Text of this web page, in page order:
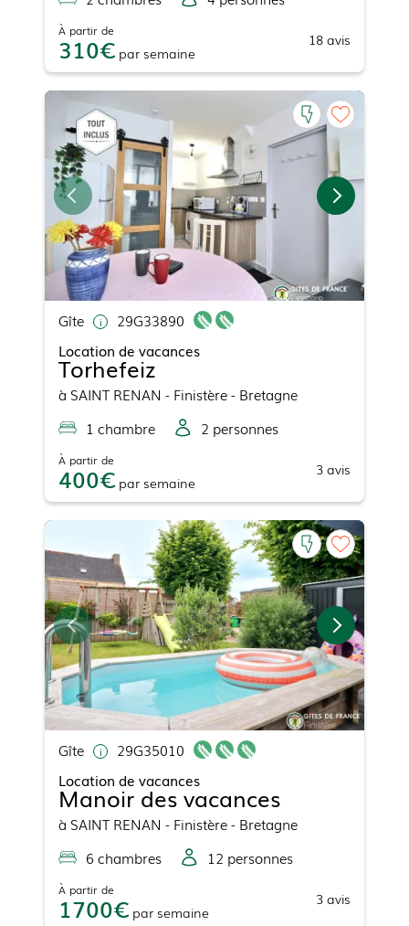
À partir de
310 par semaine
18 avis
Gîte
29G33890
Location de vacances
Torhefeiz
à SAINT RENAN - Finistère - Bretagne
1 chambre 2 personnes
À partir de
400 par semaine
3 avis
Gîte
29G35010
Location de vacances
Manoir des vacances
à SAINT RENAN - Finistère - Bretagne
6 chambres 12 personnes
À partir de
1700 par semaine
3 avis